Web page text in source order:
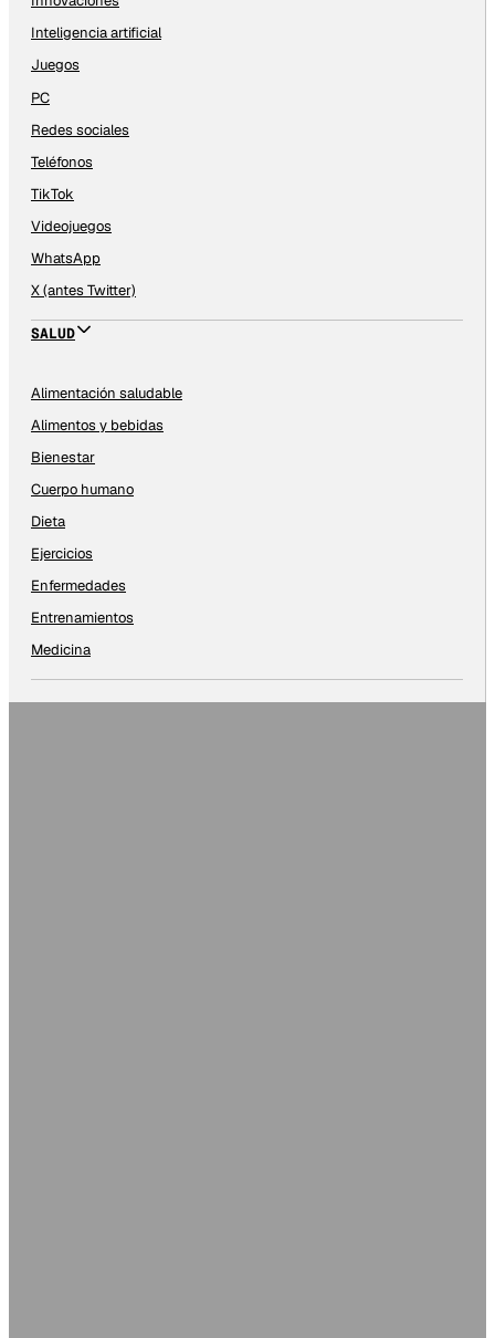
Inteligencia artificial
Juegos
PC
Redes sociales
Teléfonos
TikTok
Videojuegos
WhatsApp
X (antes Twitter)
SALUD
Alimentación saludable
Alimentos y bebidas
Bienestar
Cuerpo humano
Dieta
Ejercicios
Enfermedades
Entrenamientos
Medicina